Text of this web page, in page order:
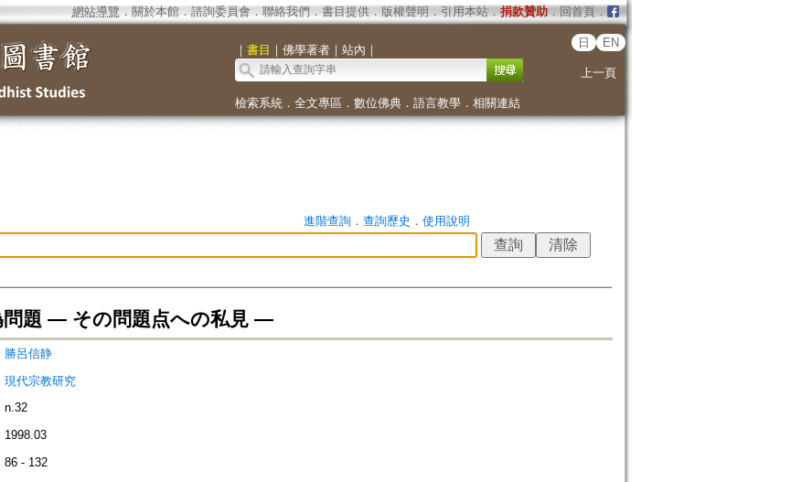
網站導覽 ． 關於本館． 諮詢委員會． 聯絡我們 ． 書目提供． 版權聲明 ． 引用本站． 捐款贊助．回首頁．
｜ 書目 ｜ 佛學著者｜ 站內 ｜
日 EN
上一頁
檢索系統． 全文專區 ． 數位佛典． 語言教學． 相關連結
進階查詢． 查詢歷史 ． 使用說明
問題 ― その問題点への私見 —
勝呂信静
現代宗教研究
n.32
1998.03
86 - 132